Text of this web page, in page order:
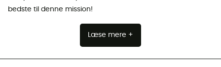
bedste til denne mission!
Læse mere +